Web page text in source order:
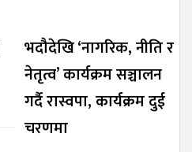
भदौदेखि ‘नागरिक, नीति र
नेतृत्व’ कार्यक्रम सञ्चालन
गर्दै रास्वपा, कार्यक्रम दुई
चरणमा